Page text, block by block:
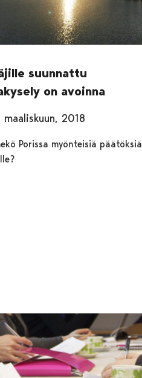
suunnattu
on avoinna
maaliskuun, 2018
Porissa myönteisiä päätöksiä